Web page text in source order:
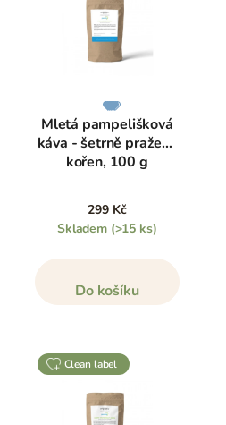
Mletá pampelišková
káva - šetrně pražený
kořen, 100 g
299 Kč
Skladem (>15 ks)
Do košíku
clean label